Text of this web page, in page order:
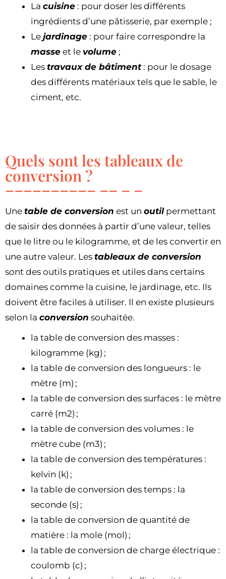
La cuisine : pour doser les différents
ingrédients d’une pâtisserie, par exemple ;
Le jardinage : pour faire correspondre la
masse et le volume ;
Les travaux de bâtiment: pour le dosage
des différents matériaux tels que le sable, le
ciment, etc.
Quels sont les tableaux de
conversion ?
Une table de conversion est un outilpermettant
de saisir des données à partir d’une valeur, telles
que le litre ou le kilogramme, et de les convertir en
une autre valeur. Les tableaux de conversion
sont des outils pratiques et utiles dans certains
domaines comme la cuisine, le jardinage, etc. Ils
doivent être faciles à utiliser. Il en existe plusieurs
selon la conversion souhaitée.
la table de conversion des masses :
kilogramme (kg) ;
la table de conversion des longueurs : le
mètre (m) ;
la table de conversion des surfaces : le mètre
carré (m2) ;
la table de conversion des volumes : le
mètre cube (m3) ;
la table de conversion des températures :
kelvin (k) ;
la table de conversion des temps : la
seconde (s) ;
la table de conversion de quantité de
matière : la mole (mol) ;
la table de conversion de charge électrique :
coulomb (c) ;